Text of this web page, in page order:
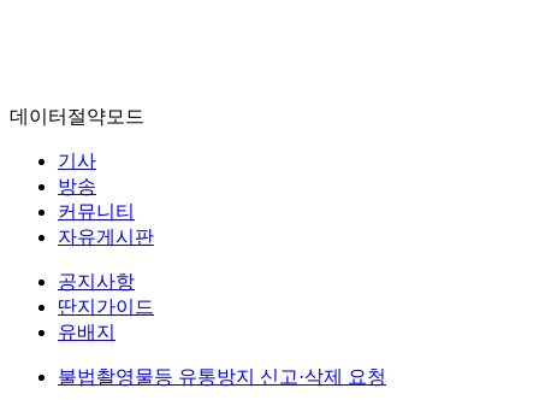
데이터절약모드
기사
방송
커뮤니티
자유게시판
공지사항
딴지가이드
유배지
불법촬영물등 유통방지 신고·삭제 요청